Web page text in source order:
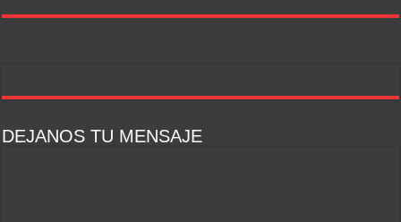
DEJANOS TU MENSAJE